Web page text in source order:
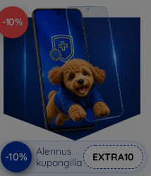
-10%
-10%
Alennus
kupongilla
EXTRA10